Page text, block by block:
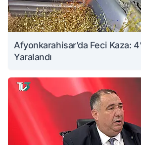
Afyonkarahisar’da Feci Kaza:
Yaralandı